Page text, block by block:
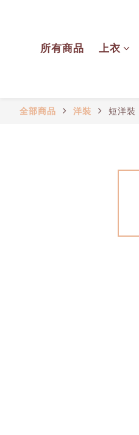
所有商品 上衣
全部商品 洋裝 短洋裝